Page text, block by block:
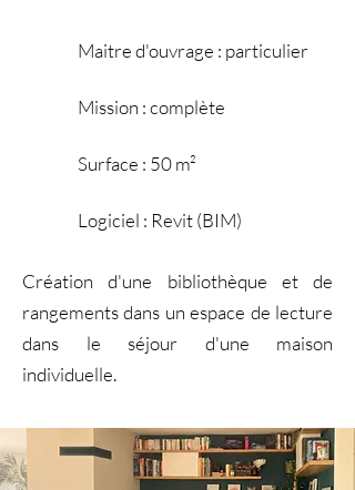
Maitre d'ouvrage : particulier
Mission : complète
Surface : 50 m²
Logiciel : Revit (BIM)
Création d'une bibliothèque et de
rangements dans un espace de lecture
dans le séjour d'une maison
individuelle.